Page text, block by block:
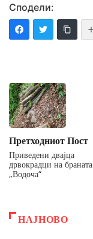
Сподели:
Претходниот Пост
Приведени двајца
дрвокрадци на браната
„Водоча“
НАЈНОВО